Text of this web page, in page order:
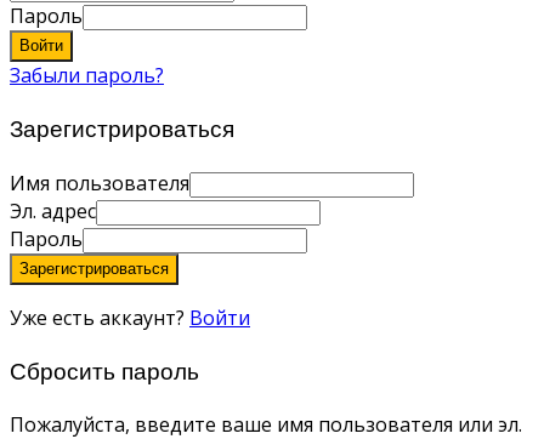
Пароль
Войти
Забыли пароль?
Зарегистрироваться
Имя пользователя
Эл. адрес
Пароль
Зарегистрироваться
Уже есть аккаунт? Войти
Сбросить пароль
Пожалуйста, введите ваше имя пользователя или эл.